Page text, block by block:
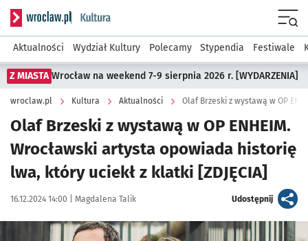
Serwis informacyjny wroclaw.pl podserwis: Kultura
Aktualności Wydział Kultury Polecamy Stypendia Festiwale
Z MIASTA Wrocław na weekend 7-9 sierpnia 2026 r. [WYDARZENIA]
wroclaw.pl Kultura Aktualności Olaf Brzeski z wystawą w OP
Olaf Brzeski z wystawą w OP ENHEIM.
Wrocławski artysta opowiada historię
lwa, który uciekł z klatki [ZDJĘCIA]
Data publikacji:
16.12.2024 14:00 | Autor:
Magdalena Talik Udostępnijartykuł
Kliknij, aby powiększyć